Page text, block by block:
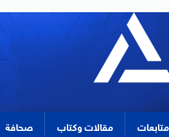
مقالات وكتاب صحافة